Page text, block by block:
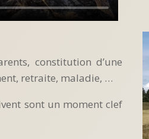
constitution d’une
retraite, maladie, …
sont un moment clef